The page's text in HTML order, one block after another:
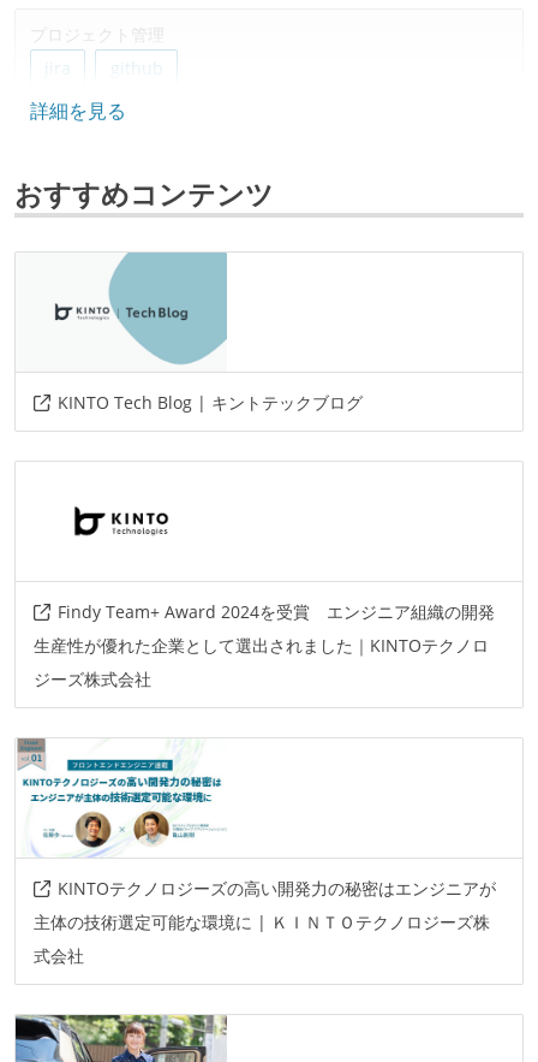
プロジェクト管理
jira
github
情報共有ツール
その他
windows
mac zoom teams
その他、現場で使われている技術
その他
nginx
devops actions
amazon-ecs
詳細を見る
おすすめコンテンツ
KINTO Tech Blog | キントテックブログ
Findy Team+ Award 2024を受賞 エンジニア組織の開発
生産性が優れた企業として選出されました｜KINTOテクノロ
ジーズ株式会社
KINTOテクノロジーズの高い開発力の秘密はエンジニアが
主体の技術選定可能な環境に | ＫＩＮＴＯテクノロジーズ株
式会社